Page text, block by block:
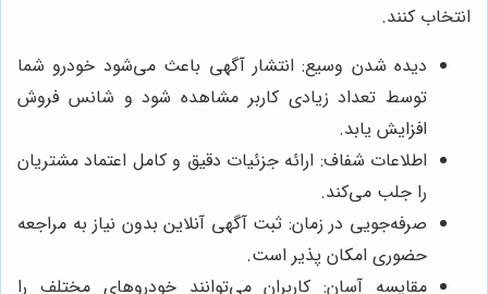
انتخاب کنند.
دیده شدن وسیع: انتشار آگهی باعث می‌شود خودرو شما
توسط تعداد زیادی کاربر مشاهده شود و شانس فروش
افزایش یابد.
اطلاعات شفاف: ارائه جزئیات دقیق و کامل اعتماد مشتریان
را جلب می‌کند.
صرفه‌جویی در زمان: ثبت آگهی آنلاین بدون نیاز به مراجعه
حضوری امکان پذیر است.
مقایسه آسان: کاربران می‌توانند خودروهای مختلف را